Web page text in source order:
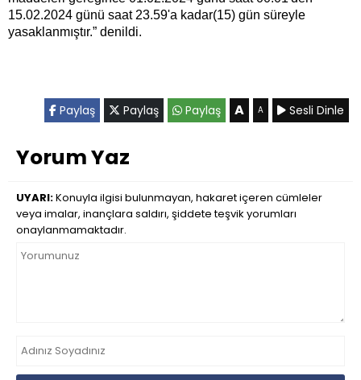
15.02.2024 günü saat 23.59'a kadar(15) gün süreyle
yasaklanmıştır.” denildi.
Paylaş Paylaş Paylaş A A Sesli Dinle
Yorum Yaz
UYARI:Konuyla ilgisi bulunmayan, hakaret içeren cümleler
veya imalar, inançlara saldırı, şiddete teşvik yorumları
onaylanmamaktadır.